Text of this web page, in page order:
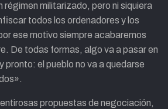
régimen militarizado, pero ni siquiera
todos los ordenadores y los
ese motivo siempre acabaremos
De todas formas, algo va a pasar en
pronto: el pueblo no va a quedarse
propuestas de negociación,